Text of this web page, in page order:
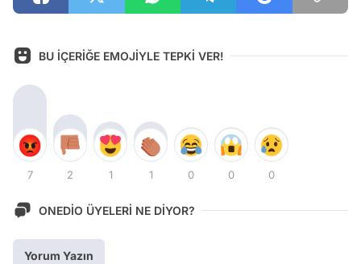
BU İÇERİĞE EMOJİYLE TEPKİ VER!
7 2 1 1 0 0 0
ONEDİO ÜYELERİ NE DİYOR?
Yorum Yazın